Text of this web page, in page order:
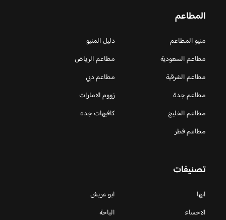
المطاعم
منيو المطاعم
دليل المنيو
مطاعم السعودية
مطاعم الرياض
مطاعم الشرقية
مطاعم دبي
مطاعم جدة
زووم الامارات
مطاعم الخليج
كافيهات جده
مطاعم قطر
تصنيفات
ابها
ابو عريش
الاحساء
الباحة